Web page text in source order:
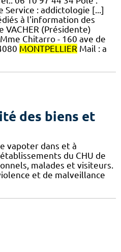
Service : addictologie [...]
à l'information des
VACHER (Présidente)
Chitarro - 160 ave de
MONTPELLIER Mail : a
des biens et
vapoter dans et à
du CHU de
malades et visiteurs.
et de malveillance